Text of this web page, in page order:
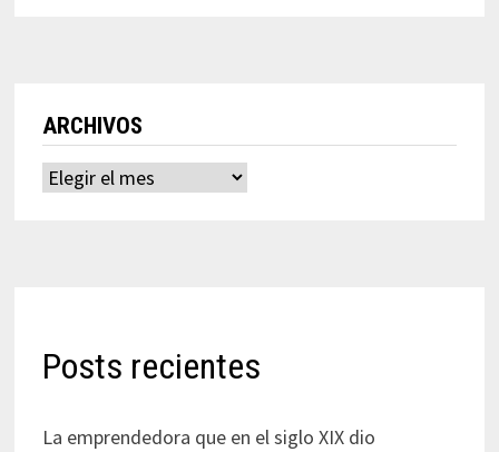
ARCHIVOS
Archivos
Posts recientes
La emprendedora que en el siglo XIX dio